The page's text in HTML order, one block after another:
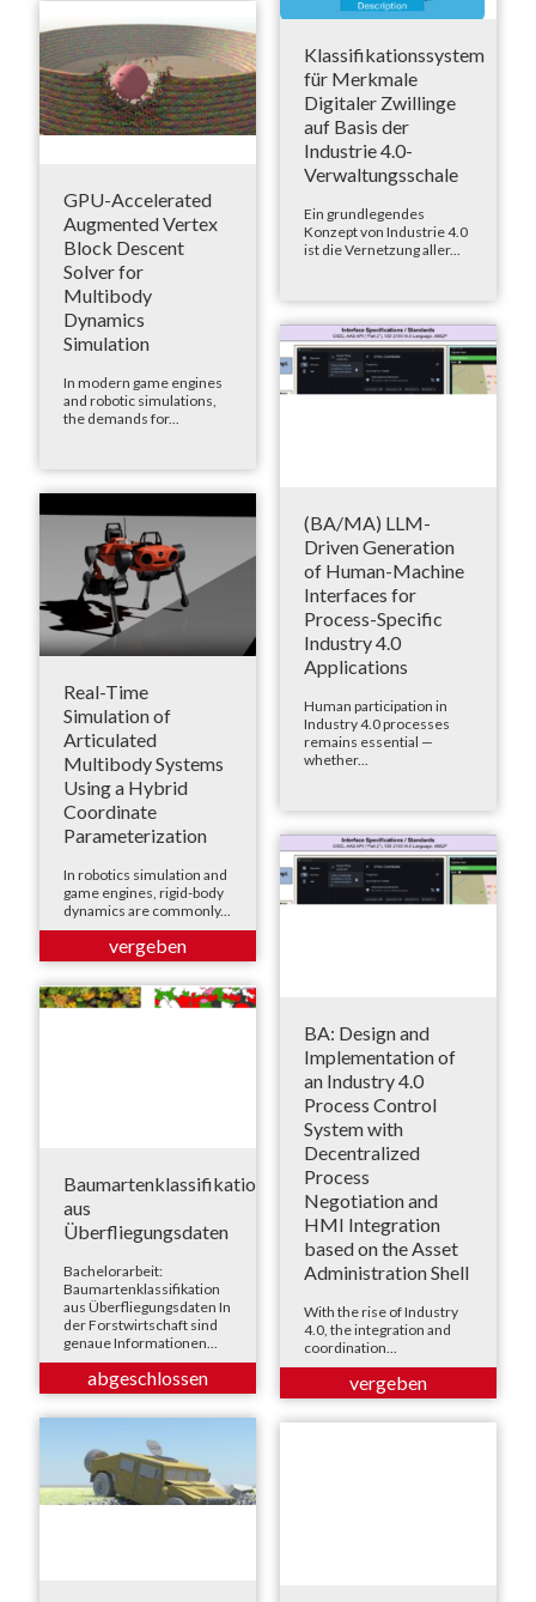
Klassifikationssystem
für Merkmale
Digitaler Zwillinge
auf Basis der
Industrie 4.0-
Verwaltungsschale
Ein grundlegendes
Konzept von Industrie 4.0
ist die Vernetzung aller...
GPU-Accelerated
Augmented Vertex
Block Descent
Solver for
Multibody
Dynamics
Simulation
In modern game engines
and robotic simulations,
the demands for...
(BA/MA) LLM-
Driven Generation
of Human-Machine
Interfaces for
Process-Specific
Industry 4.0
Applications
Human participation in
Industry 4.0 processes
remains essential —
whether...
Real-Time
Simulation of
Articulated
Multibody Systems
Using a Hybrid
Coordinate
Parameterization
In robotics simulation and
game engines, rigid-body
dynamics are commonly...
BA: Design and
Implementation of
an Industry 4.0
Process Control
System with
Decentralized
Process
Negotiation and
HMI Integration
based on the Asset
Administration Shell
With the rise of Industry
4.0, the integration and
coordination...
Baumartenklassifikation
aus
Überfliegungsdaten
Bachelorarbeit:
Baumartenklassifikation
aus Überfliegungsdaten In
der Forstwirtschaft sind
genaue Informationen...